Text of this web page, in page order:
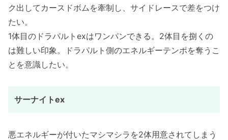
ク出してカースドボムを牽制し、サイドレースで差をつけ
たい。
1体目のドラパルトexはワンパンできる。2体目を捌くの
は難しい印象。ドラパルト側のエネルギーテンポを奪うこ
とを意識したい。
サーナイトex
悪エネルギーが付いたマシマシラを2体用意されてしまう